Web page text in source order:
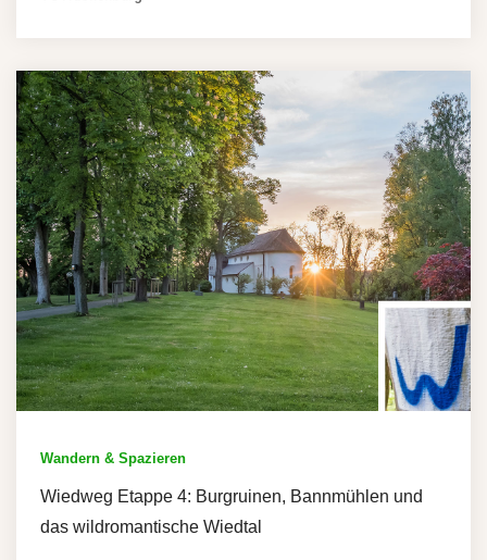
Wandern & Spazieren
Wiedweg Etappe 4: Burgruinen, Bannmühlen und
das wildromantische Wiedtal